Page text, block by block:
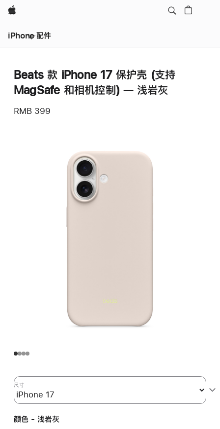
Apple
iPhone 配件
Beats 款 iPhone 17 保护壳 (支持
MagSafe 和相机控制) — 浅岩灰
RMB 399
尺寸
颜色 - 浅岩灰